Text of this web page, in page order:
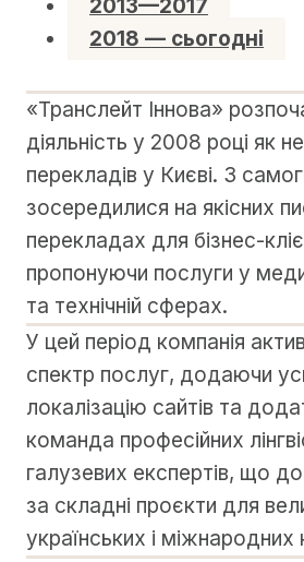
2013—2017
2018 — сьогодні
«Транслейт Іннова»
діяльність у 2008 році як
перекладів у Києві. З
зосередилися на якісних
перекладах для бізнес-
пропонуючи послуги у
та технічній сферах.
У цей період компанія
спектр послуг, додаючи
локалізацію сайтів та
команда професійних
галузевих експертів, що
за складні проєкти для
українських і міжнародних